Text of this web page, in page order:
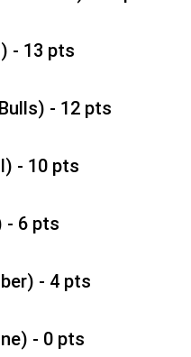
- 13 pts
- 12 pts
- 10 pts
- 6 pts
- 4 pts
- 0 pts